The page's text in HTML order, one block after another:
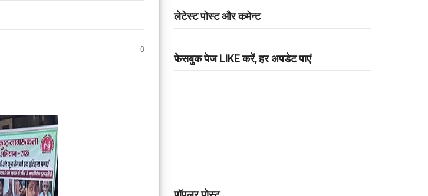
0
लेटेस्ट पोस्ट और कमेन्ट
फेसबुक पेज LIKE करें, हर अपडेट पाएं